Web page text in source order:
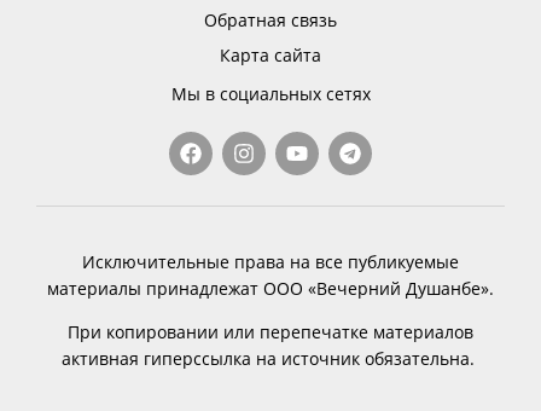
Обратная связь
Карта сайта
Мы в социальных сетях
Исключительные права на все публикуемые
материалы принадлежат ООО «Вечерний Душанбе».
При копировании или перепечатке материалов
активная гиперссылка на источник обязательна.